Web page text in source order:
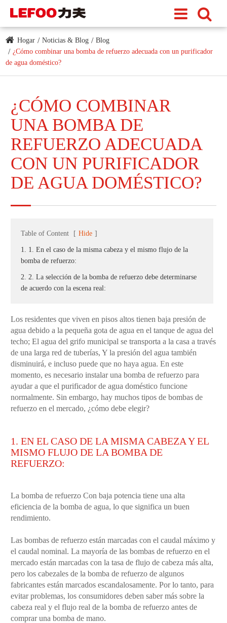
Hogar Noticias & Blog
Blog
¿Cómo combinar una bomba de refuerzo adecuada con un purificador
de agua doméstico?
¿CÓMO COMBINAR
UNA BOMBA DE
REFUERZO ADECUADA
CON UN PURIFICADOR
DE AGUA DOMÉSTICO?
Table of Content [ Hide ]
1. 1. En el caso de la misma cabeza y el mismo flujo de la
bomba de refuerzo:
2. 2. La selección de la bomba de refuerzo debe determinarse
de acuerdo con la escena real:
Los residentes que viven en pisos altos tienen baja presión de
agua debido a la pequeña gota de agua en el tanque de agua del
techo; El agua del grifo municipal se transporta a la casa a través
de una larga red de tuberías, Y la presión del agua también
disminuirá, e incluso puede que no haya agua. En este
momento, es necesario instalar una bomba de refuerzo para
ayudar a que el purificador de agua doméstico funcione
normalmente. Sin embargo, hay muchos tipos de bombas de
refuerzo en el mercado, ¿cómo debe elegir?
1. EN EL CASO DE LA MISMA CABEZA Y EL
MISMO FLUJO DE LA BOMBA DE
REFUERZO:
La bomba de refuerzo Con baja potencia tiene una alta
eficiencia de la bomba de agua, lo que significa un buen
rendimiento.
Las bombas de refuerzo están marcadas con el caudal máximo y
el caudal nominal. La mayoría de las bombas de refuerzo en el
mercado están marcadas con la tasa de flujo de cabeza más alta,
pero los cabezales de la bomba de refuerzo de algunos
fabricantes están marcados escandalosamente. Por lo tanto, para
evitar problemas, los consumidores deben saber más sobre la
cabeza real y el flujo real de la bomba de refuerzo antes de
comprar una bomba de mano.